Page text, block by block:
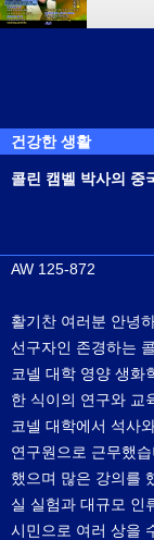
건강한 생활
콜린 캠벨 박사의 중
AW 125-872
활기찬 여러분 안녕
선구자인 존경하는
코넬 대학 영양 생화
한 식이의 연구와 교
코넬 대학에서 석사
연구원으로 근무했
했으며 많은 강의를
실 실험과 대규모 인
시민으로 여러 상을